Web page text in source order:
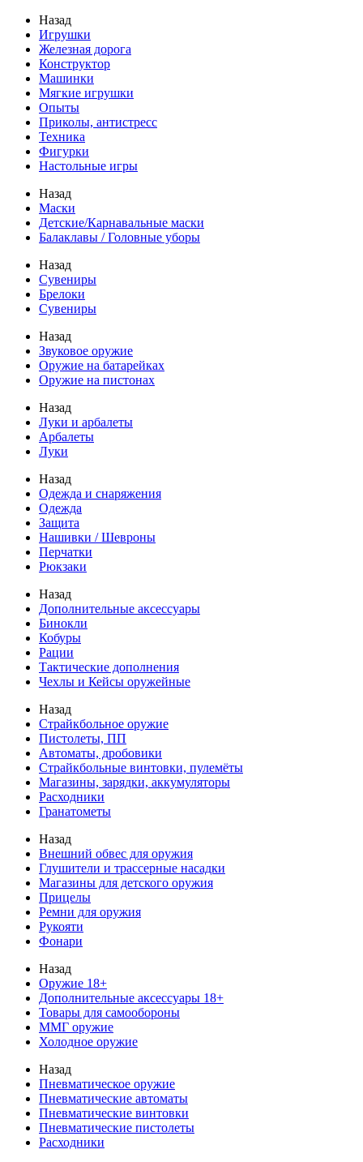
Назад
Игрушки
Железная дорога
Конструктор
Машинки
Мягкие игрушки
Опыты
Приколы, антистресс
Техника
Фигурки
Настольные игры
Назад
Маски
Детские/Карнавальные маски
Балаклавы / Головные уборы
Назад
Сувениры
Брелоки
Сувениры
Назад
Звуковое оружие
Оружие на батарейках
Оружие на пистонах
Назад
Луки и арбалеты
Арбалеты
Луки
Назад
Одежда и снаряжения
Одежда
Защита
Нашивки / Шевроны
Перчатки
Рюкзаки
Назад
Дополнительные аксессуары
Бинокли
Кобуры
Рации
Тактические дополнения
Чехлы и Кейсы оружейные
Назад
Страйкбольное оружие
Пистолеты, ПП
Автоматы, дробовики
Страйкбольные винтовки, пулемёты
Магазины, зарядки, аккумуляторы
Расходники
Гранатометы
Назад
Внешний обвес для оружия
Глушители и трассерные насадки
Магазины для детского оружия
Прицелы
Ремни для оружия
Рукояти
Фонари
Назад
Оружие 18+
Дополнительные аксессуары 18+
Товары для самообороны
ММГ оружие
Холодное оружие
Назад
Пневматическое оружие
Пневматические автоматы
Пневматические винтовки
Пневматические пистолеты
Расходники